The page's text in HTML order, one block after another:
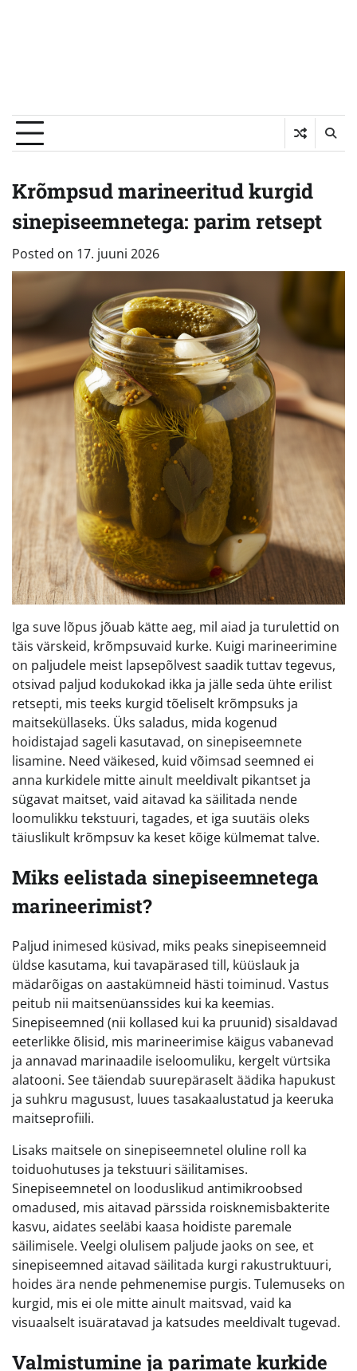
Krõmpsud marineeritud kurgid
sinepiseemnetega: parim retsept
Posted on 17. juuni 2026
Iga suve lõpus jõuab kätte aeg, mil aiad ja turulettid on
täis värskeid, krõmpsuvaid kurke. Kuigi marineerimine
on paljudele meist lapsepõlvest saadik tuttav tegevus,
otsivad paljud kodukokad ikka ja jälle seda ühte erilist
retsepti, mis teeks kurgid tõeliselt krõmpsuks ja
maitseküllaseks. Üks saladus, mida kogenud
hoidistajad sageli kasutavad, on sinepiseemnete
lisamine. Need väikesed, kuid võimsad seemned ei
anna kurkidele mitte ainult meeldivalt pikantset ja
sügavat maitset, vaid aitavad ka säilitada nende
loomulikku tekstuuri, tagades, et iga suutäis oleks
täiuslikult krõmpsuv ka keset kõige külmemat talve.
Miks eelistada sinepiseemnetega
marineerimist?
Paljud inimesed küsivad, miks peaks sinepiseemneid
üldse kasutama, kui tavapärased till, küüslauk ja
mädarõigas on aastakümneid hästi toiminud. Vastus
peitub nii maitsenüanssides kui ka keemias.
Sinepiseemned (nii kollased kui ka pruunid) sisaldavad
eeterlikke õlisid, mis marineerimise käigus vabanevad
ja annavad marinaadile iseloomuliku, kergelt vürtsika
alatooni. See täiendab suurepäraselt äädika hapukust
ja suhkru magusust, luues tasakaalustatud ja keeruka
maitseprofiili.
Lisaks maitsele on sinepiseemnetel oluline roll ka
toiduohutuses ja tekstuuri säilitamises.
Sinepiseemnetel on looduslikud antimikroobsed
omadused, mis aitavad pärssida roisknemisbakterite
kasvu, aidates seeläbi kaasa hoidiste paremale
säilimisele. Veelgi olulisem paljude jaoks on see, et
sinepiseemned aitavad säilitada kurgi rakustruktuuri,
hoides ära nende pehmenemise purgis. Tulemuseks on
kurgid, mis ei ole mitte ainult maitsvad, vaid ka
visuaalselt isuäratavad ja katsudes meeldivalt tugevad.
Valmistumine ja parimate kurkide